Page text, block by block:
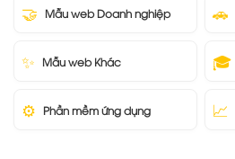
🤝 Mẫu web Doanh nghiệp 🚗
✨ Mẫu web Khác 🎓
⚙️ Phần mềm ứng dụng 📈